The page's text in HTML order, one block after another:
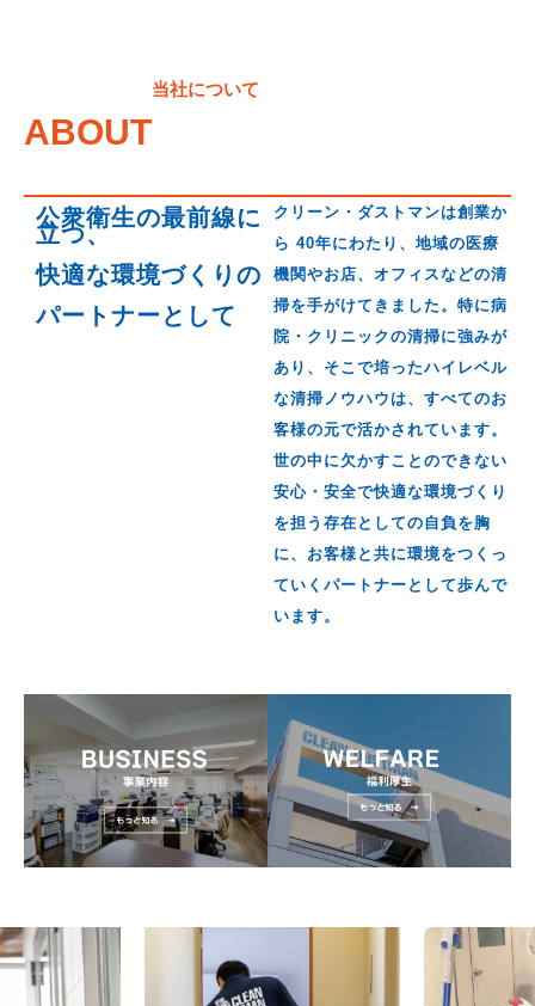
ABOUT
当社について
公衆衛生の最前線に
立つ、
快適な環境づくりの
パートナーとして
クリーン・ダストマンは創業か
ら 40年にわたり、地域の医療
機関やお店、オフィスなどの清
掃を手がけてきました。特に病
院・クリニックの清掃に強みが
あり、そこで培ったハイレベル
な清掃ノウハウは、すべてのお
客様の元で活かされています。
世の中に欠かすことのできない
安心・安全で快適な環境づくり
を担う存在としての自負を胸
に、お客様と共に環境をつくっ
ていくパートナーとして歩んで
います。